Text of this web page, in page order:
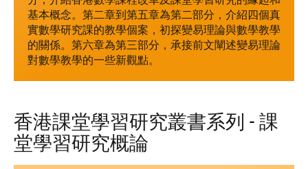
基本概念。第二章到第五章為第二部分，介紹四個真
實數學研究課的教學個案，初探變易理論與數學教學
的關係。第六章為第三部分，承接前文闡述變易理論
對數學教學的一些新觀點。
香港課堂學習研究叢書系列 - 課
堂學習研究概論